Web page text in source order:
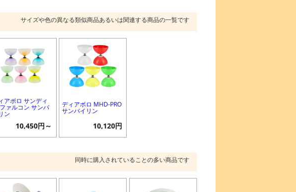
サイズや色の異なる類似商品あるいは関連する商品の一覧です
アボロ サンディ
ァルコン サンバ
ン
10,450円～
ディアボロ MHD-PRO
サンバイリン
10,120円
同時に購入されていることの多い商品です